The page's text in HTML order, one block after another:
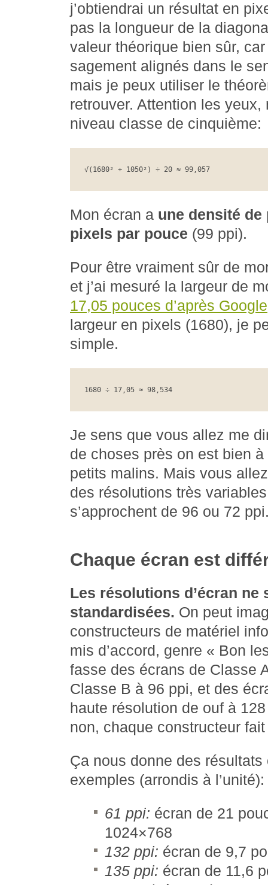
j’obtiendrai un résultat en
pas la longueur de la
valeur théorique bien sûr,
sagement alignés dans le
mais je peux utiliser le
retrouver. Attention les yeux,
niveau classe de cinquième:
√(1680² + 1050²) ÷ 20 ≈ 99,057
Mon écran a une densité de
pixels par pouce (99 ppi).
Pour être vraiment sûr de
et j’ai mesuré la largeur de
17,05 pouces d’après Google
largeur en pixels (1680), je
simple.
1680 ÷ 17,05 ≈ 98,534
Je sens que vous allez me
de choses près on est bien à
petits malins. Mais vous
des résolutions très
s’approchent de 96 ou 72
Chaque écran est
Les résolutions d’écran ne
standardisées. On peut
constructeurs de matériel
mis d’accord, genre
Bon
fasse des écrans de Classe
Classe B à 96 ppi, et des
haute résolution de ouf à
non, chaque constructeur
Ça nous donne des
exemples (arrondis à l’unité):
61 ppi: écran de 21
1024×768
132 ppi: écran de 9,7
135 ppi: écran de 11,6